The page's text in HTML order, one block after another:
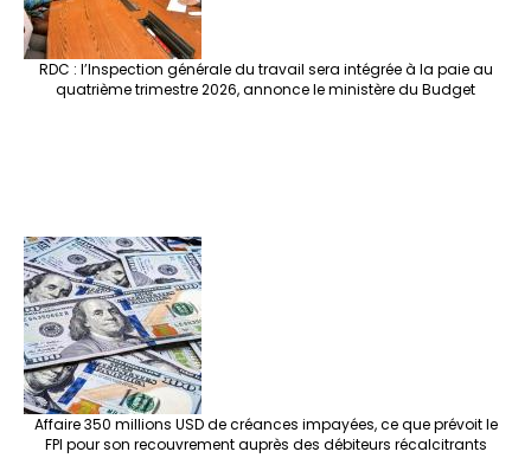
RDC : l’Inspection générale du travail sera intégrée à la paie au
quatrième trimestre 2026, annonce le ministère du Budget
Affaire 350 millions USD de créances impayées, ce que prévoit le
FPI pour son recouvrement auprès des débiteurs récalcitrants